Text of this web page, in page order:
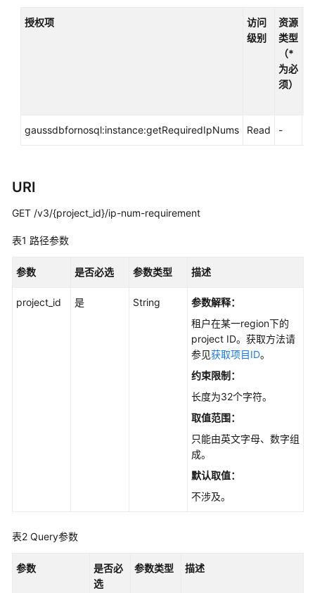
Mongo
技
白
皮
参
调
授权项
访问
级别
资源
类型
（*
为必
须）
gaussdbfornosql:instance:getRequiredIpNums Read -
URI
GET /v3/{project_id}/ip-num-requirement
表1 路径参数
参数 是否必选 参数类型 描述
project_id 是 String
参数解释：
租户在某一region下的
project ID。获取方法请
参见获取项目ID。
约束限制：
长度为32个字符。
取值范围：
只能由英文字母、数字组
成。
默认取值：
不涉及。
表2 Query参数
参数
是否必
选
参数类型 描述